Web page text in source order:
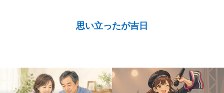
思い立ったが吉日